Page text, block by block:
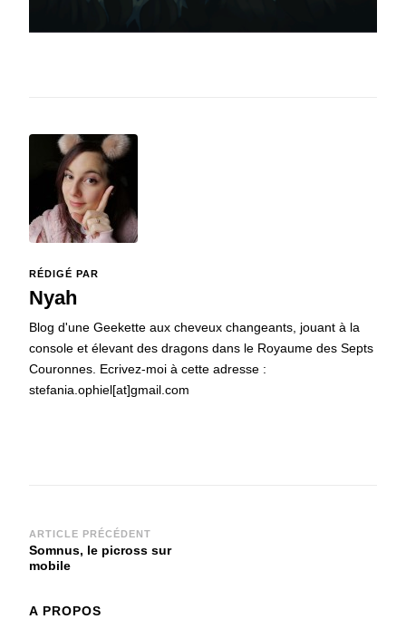
RÉDIGÉ PAR
Nyah
Blog d'une Geekette aux cheveux changeants, jouant à la
console et élevant des dragons dans le Royaume des Septs
Couronnes. Ecrivez-moi à cette adresse :
stefania.ophiel[at]gmail.com
Navigation
d'article
ARTICLE PRÉCÉDENT
Somnus, le picross sur
mobile
A PROPOS